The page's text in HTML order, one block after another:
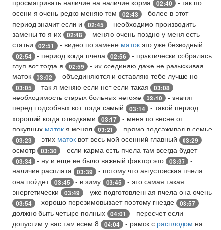
просматривать наличие на наличие корма
02:40
- так по
осени я очень редко меняю тем
02:43
- более в этот
период значит если и
02:45
- необходимо производить
замены то я их
02:48
- меняю очень поздно у меня есть
статьи
02:51 - видео по замене маток это уже безводный
02:54 - период когда пчела 02:56
- практически собралась
глуп вот тогда я
02:59
- их соединяю даже не разыскивая
маток
03:02 - объединяются и оставляю тебе лучше но
03:05 - так я меняю если нет если такая 03:08
-
необходимость старых больных негоже
03:10
- значит
перед подсобных вот тогда самый
03:14
- такой период
хороший когда отводками
03:17
- меня по весне от
покупных маток я менял 03:21 - прямо подсаживал в семье
03:23 - этих маток вот весь мой осенний главный 03:29
-
осмотр
03:30 - если карма есть пчела там всегда будет
03:34 - ну и еще не было важный фактор это 03:37
-
наличие расплата
03:39
- потому что августовская пчела
она пойдет 03:45 - в зиму 03:45
- это самая такая
энергетически
03:49 - уже подготовленная пчела она очень
03:54 - хорошо перезимовывает поэтому гнезде 03:57
-
должно быть четыре полных
04:01
- пересчет если
допустим у вас там всем 8
04:04 - рамок с расплодом на